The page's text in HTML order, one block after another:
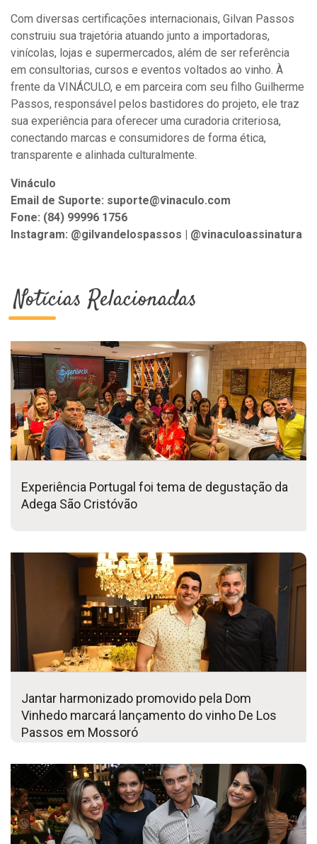
Com diversas certificações internacionais, Gilvan Passos
construiu sua trajetória atuando junto a importadoras,
vinícolas, lojas e supermercados, além de ser referência
em consultorias, cursos e eventos voltados ao vinho. À
frente da VINÁCULO, e em parceira com seu filho Guilherme
Passos, responsável pelos bastidores do projeto, ele traz
sua experiência para oferecer uma curadoria criteriosa,
conectando marcas e consumidores de forma ética,
transparente e alinhada culturalmente.
Vináculo
Email de Suporte: suporte@vinaculo.com
Fone: (84) 99996 1756
Instagram: @gilvandelospassos | @vinaculoassinatura
Notícias Relacionadas
Experiência Portugal foi tema de degustação da
Adega São Cristóvão
Jantar harmonizado promovido pela Dom
Vinhedo marcará lançamento do vinho De Los
Passos em Mossoró